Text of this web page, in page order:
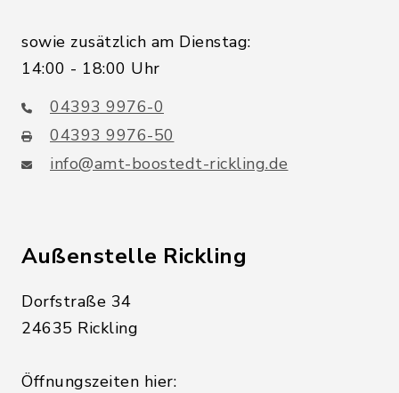
sowie zusätzlich am Dienstag:
14:00 - 18:00 Uhr
04393 9976-0
04393 9976-50
info@amt-boostedt-rickling.de
Außenstelle Rickling
Dorfstraße 34
24635 Rickling
Öffnungszeiten hier: